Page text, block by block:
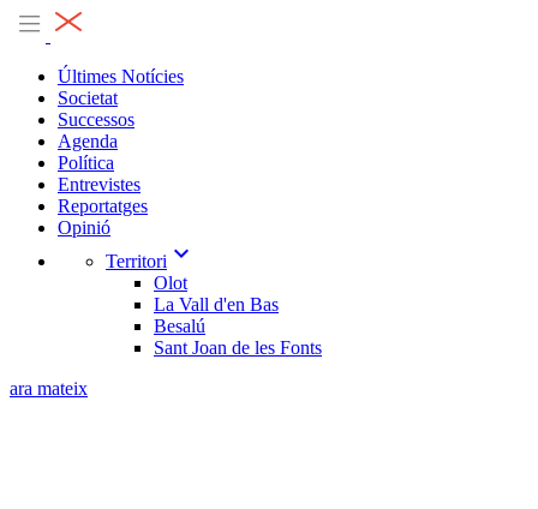
Últimes Notícies
Societat
Successos
Agenda
Política
Entrevistes
Reportatges
Opinió
Territori expand_more
Olot
La Vall d'en Bas
Besalú
Sant Joan de les Fonts
ara mateix